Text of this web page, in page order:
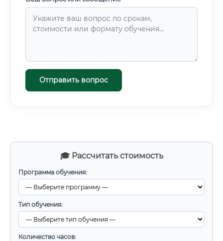
🎓 Рассчитать стоимость
Программа обучения:
Тип обучения:
Количество часов:
Отправить вопрос